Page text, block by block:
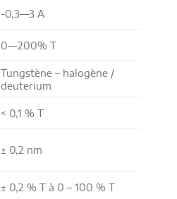
-0,3—3 A
0—200% T
Tungstène – halogène /
deuterium
< 0,1 % T
± 0,2 nm
± 0,2 % T à 0 – 100 % T